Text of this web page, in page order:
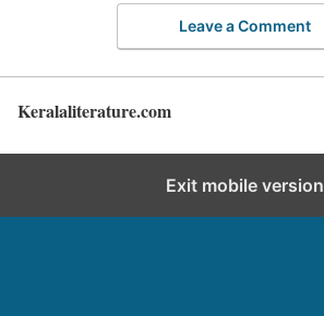
Leave a Comment
Keralaliterature.com
Exit mobile version